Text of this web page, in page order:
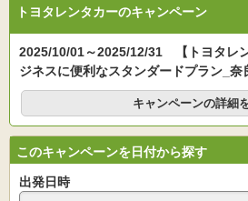
トヨタレンタカーのキャンペーン
2025/10/01～2025/12/31 【トヨタレ
ジネスに便利なスタンダードプラン_奈
キャンペーンの詳細
このキャンペーンを日付から探す
出発日時